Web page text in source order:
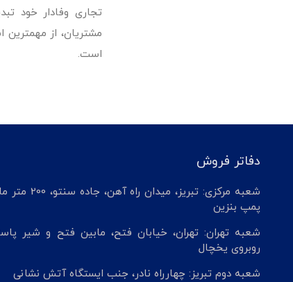
تجاری وفادار خود
مشتریان، از مهمترین
است.
دفاتر فروش
شعبه مرکزی: تبریز، میدان
پمپ بنزین
شعبه تهران: تهران، خیابان فتح، مابین فتح و شیر
روبروی یخچال
شعبه دوم تبریز: چهارراه نادر، جنب ایستگاه آتش نشانی